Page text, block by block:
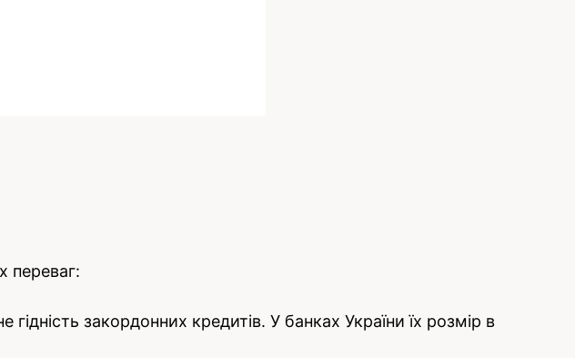
переваг:
закордонних кредитів. У банках України їх розмір в